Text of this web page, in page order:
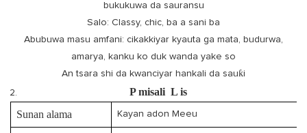
bukukuwa da sauransu
Salo: Classy, ​​chic, ba a sani ba
Abubuwa masu amfani: cikakkiyar kyauta ga mata, budurwa,
amarya, kanku ko duk wanda yake so
An tsara shi da kwanciyar hankali da sauƙi
Pmisali L is
Sunan alama
Kayan adon Meeu